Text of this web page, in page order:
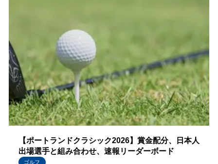
【ポートランドクラシック2026】賞金配分、日本人
出場選手と組み合わせ、速報リーダーボード
ゴルフ